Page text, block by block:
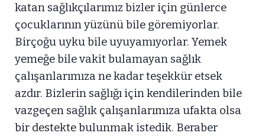
katan sağlıkçılarımız bizler için günlerce
çocuklarının yüzünü bile göremiyorlar.
Birçoğu uyku bile uyuyamıyorlar. Yemek
yemeğe bile vakit bulamayan sağlık
çalışanlarımıza ne kadar teşekkür etsek
azdır. Bizlerin sağlığı için kendilerinden bile
vazgeçen sağlık çalışanlarımıza ufakta olsa
bir destekte bulunmak istedik. Beraber